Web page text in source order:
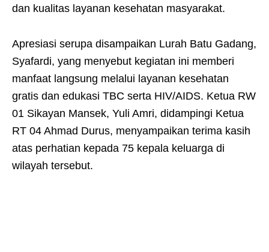
dan kualitas layanan kesehatan masyarakat.
Apresiasi serupa disampaikan Lurah Batu Gadang,
Syafardi, yang menyebut kegiatan ini memberi
manfaat langsung melalui layanan kesehatan
gratis dan edukasi TBC serta HIV/AIDS. Ketua RW
01 Sikayan Mansek, Yuli Amri, didampingi Ketua
RT 04 Ahmad Durus, menyampaikan terima kasih
atas perhatian kepada 75 kepala keluarga di
wilayah tersebut.